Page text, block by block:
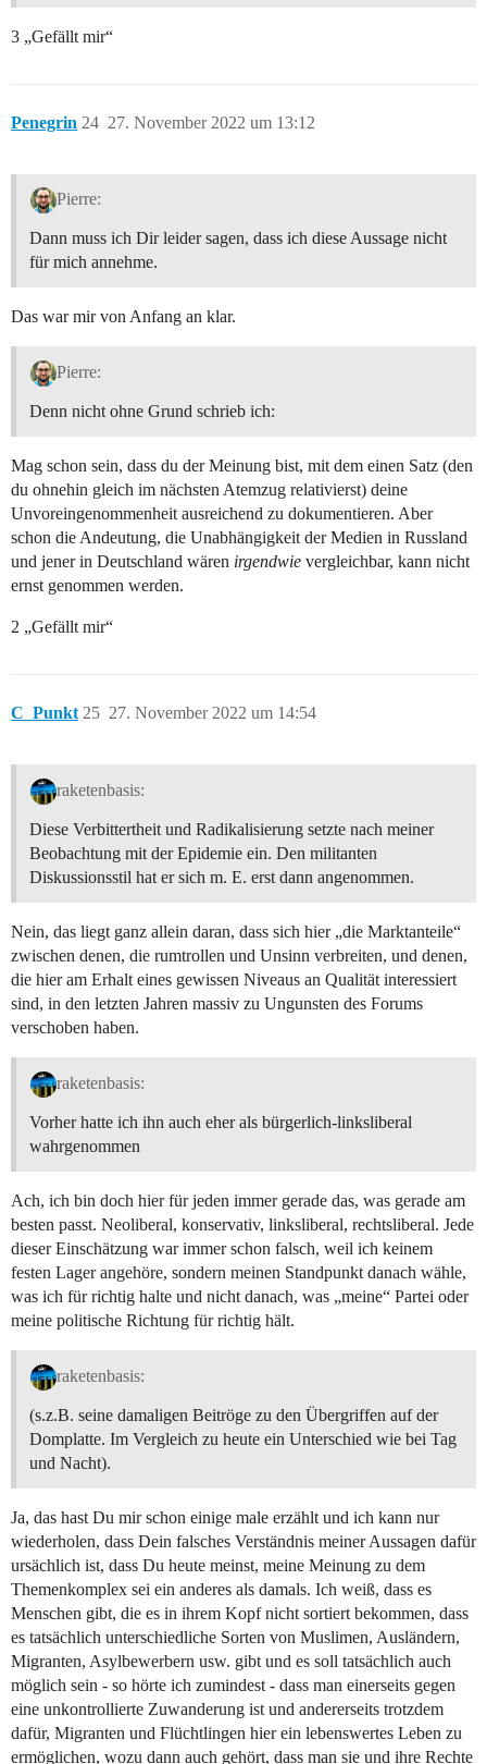
3 „Gefällt mir“
Penegrin 27. November 2022 um 13:12
24
Pierre:
Dann muss ich Dir leider sagen, dass ich diese Aussage nicht
für mich annehme.
Das war mir von Anfang an klar.
Pierre:
Denn nicht ohne Grund schrieb ich:
Mag schon sein, dass du der Meinung bist, mit dem einen Satz (den
du ohnehin gleich im nächsten Atemzug relativierst) deine
Unvoreingenommenheit ausreichend zu dokumentieren. Aber
schon die Andeutung, die Unabhängigkeit der Medien in Russland
und jener in Deutschland wären irgendwie vergleichbar, kann nicht
ernst genommen werden.
2 „Gefällt mir“
C_Punkt 27. November 2022 um 14:54
25
raketenbasis:
Diese Verbittertheit und Radikalisierung setzte nach meiner
Beobachtung mit der Epidemie ein. Den militanten
Diskussionsstil hat er sich m. E. erst dann angenommen.
Nein, das liegt ganz allein daran, dass sich hier „die Marktanteile“
zwischen denen, die rumtrollen und Unsinn verbreiten, und denen,
die hier am Erhalt eines gewissen Niveaus an Qualität interessiert
sind, in den letzten Jahren massiv zu Ungunsten des Forums
verschoben haben.
raketenbasis:
Vorher hatte ich ihn auch eher als bürgerlich-linksliberal
wahrgenommen
Ach, ich bin doch hier für jeden immer gerade das, was gerade am
besten passt. Neoliberal, konservativ, linksliberal, rechtsliberal. Jede
dieser Einschätzung war immer schon falsch, weil ich keinem
festen Lager angehöre, sondern meinen Standpunkt danach wähle,
was ich für richtig halte und nicht danach, was „meine“ Partei oder
meine politische Richtung für richtig hält.
raketenbasis:
(s.z.B. seine damaligen Beitröge zu den Übergriffen auf der
Domplatte. Im Vergleich zu heute ein Unterschied wie bei Tag
und Nacht).
Ja, das hast Du mir schon einige male erzählt und ich kann nur
wiederholen, dass Dein falsches Verständnis meiner Aussagen dafür
ursächlich ist, dass Du heute meinst, meine Meinung zu dem
Themenkomplex sei ein anderes als damals. Ich weiß, dass es
Menschen gibt, die es in ihrem Kopf nicht sortiert bekommen, dass
es tatsächlich unterschiedliche Sorten von Muslimen, Ausländern,
Migranten, Asylbewerbern usw. gibt und es soll tatsächlich auch
möglich sein - so hörte ich zumindest - dass man einerseits gegen
eine unkontrollierte Zuwanderung ist und andererseits trotzdem
dafür, Migranten und Flüchtlingen hier ein lebenswertes Leben zu
ermöglichen, wozu dann auch gehört, dass man sie und ihre Rechte